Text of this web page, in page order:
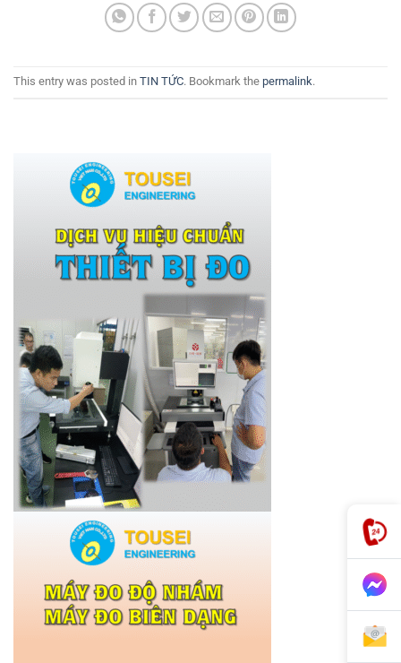
This entry was posted in TIN TỨC. Bookmark the permalink.